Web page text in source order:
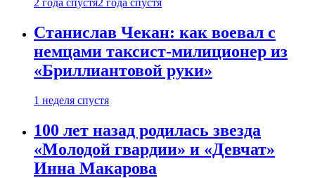
2 года спустя2 года спустя
Станислав Чекан: как воевал с
немцами таксист-милиционер из
«Бриллиантовой руки»
1 неделя спустя
100 лет назад родилась звезда
«Молодой гвардии» и «Девчат»
Инна Макарова